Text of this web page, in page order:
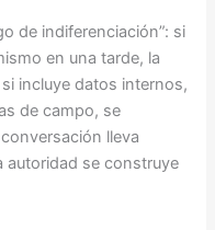
de indiferenciación”: si
en una tarde, la
incluye datos internos,
de campo, se
lleva
autoridad se construye